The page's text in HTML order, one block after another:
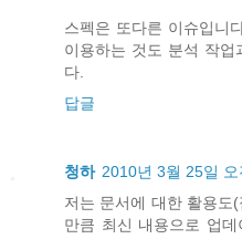
스펙은 또다른 이슈입니
이용하는 것도 분석 작업
다.
답글
청하 2010년 3월 25일
저는 문서에 대한 활용도
만큼 최신 내용으로 업